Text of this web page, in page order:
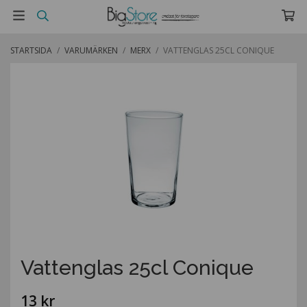
STARTSIDA / VARUMÄRKEN / MERX / VATTENGLAS 25CL CONIQUE
Vattenglas 25cl Conique
13 kr